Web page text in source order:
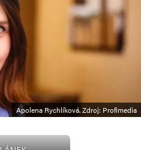
Apolena Rychlíková. Zdroj: Profimedia